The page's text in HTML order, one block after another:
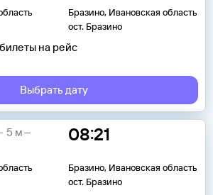
Бразино, Ивановская область
ост. Бразино
на рейс
Выбрать дату
08:21
Бразино, Ивановская область
ост. Бразино
5 м